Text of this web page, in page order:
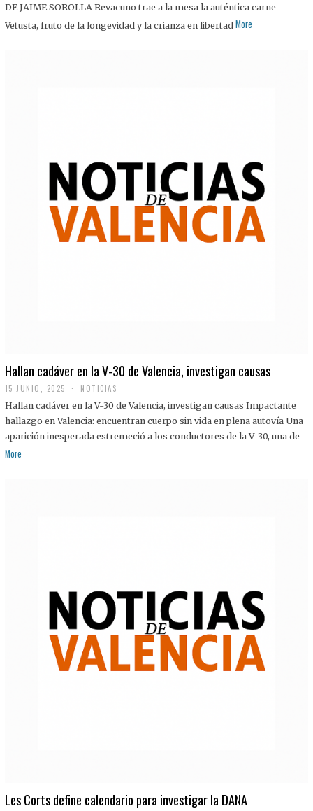
U
I
DE JAIME SOROLLA Revacuno trae a la mesa la auténtica carne
Vetusta, fruto de la longevidad y la crianza en libertad More
Hallan cadáver en la V-30 de Valencia, investigan causas
15 JUNIO, 2025 NOTICIAS
Hallan cadáver en la V-30 de Valencia, investigan causas Impactante
hallazgo en Valencia: encuentran cuerpo sin vida en plena autovía Una
aparición inesperada estremeció a los conductores de la V-30, una de
More
Les Corts define calendario para investigar la DANA